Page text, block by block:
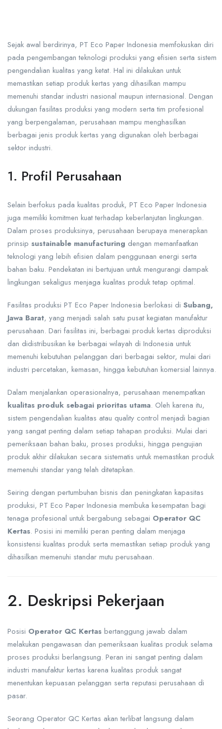
Sejak awal berdirinya, PT Eco Paper Indonesia memfokuskan diri
pada pengembangan teknologi produksi yang efisien serta sistem
pengendalian kualitas yang ketat. Hal ini dilakukan untuk
memastikan setiap produk kertas yang dihasilkan mampu
memenuhi standar industri nasional maupun internasional. Dengan
dukungan fasilitas produksi yang modern serta tim profesional
yang berpengalaman, perusahaan mampu menghasilkan
berbagai jenis produk kertas yang digunakan oleh berbagai
sektor industri.
1. Profil Perusahaan
Selain berfokus pada kualitas produk, PT Eco Paper Indonesia
juga memiliki komitmen kuat terhadap keberlanjutan lingkungan.
Dalam proses produksinya, perusahaan berupaya menerapkan
prinsip sustainable manufacturing dengan memanfaatkan
teknologi yang lebih efisien dalam penggunaan energi serta
bahan baku. Pendekatan ini bertujuan untuk mengurangi dampak
lingkungan sekaligus menjaga kualitas produk tetap optimal.
Fasilitas produksi PT Eco Paper Indonesia berlokasi di Subang,
Jawa Barat, yang menjadi salah satu pusat kegiatan manufaktur
perusahaan. Dari fasilitas ini, berbagai produk kertas diproduksi
dan didistribusikan ke berbagai wilayah di Indonesia untuk
memenuhi kebutuhan pelanggan dari berbagai sektor, mulai dari
industri percetakan, kemasan, hingga kebutuhan komersial lainnya.
Dalam menjalankan operasionalnya, perusahaan menempatkan
kualitas produk sebagai prioritas utama. Oleh karena itu,
sistem pengendalian kualitas atau quality control menjadi bagian
yang sangat penting dalam setiap tahapan produksi. Mulai dari
pemeriksaan bahan baku, proses produksi, hingga pengujian
produk akhir dilakukan secara sistematis untuk memastikan produk
memenuhi standar yang telah ditetapkan.
Seiring dengan pertumbuhan bisnis dan peningkatan kapasitas
produksi, PT Eco Paper Indonesia membuka kesempatan bagi
tenaga profesional untuk bergabung sebagai Operator QC
Kertas. Posisi ini memiliki peran penting dalam menjaga
konsistensi kualitas produk serta memastikan setiap produk yang
dihasilkan memenuhi standar mutu perusahaan.
2. Deskripsi Pekerjaan
Posisi Operator QC Kertas bertanggung jawab dalam
melakukan pengawasan dan pemeriksaan kualitas produk selama
proses produksi berlangsung. Peran ini sangat penting dalam
industri manufaktur kertas karena kualitas produk sangat
menentukan kepuasan pelanggan serta reputasi perusahaan di
pasar.
Seorang Operator QC Kertas akan terlibat langsung dalam